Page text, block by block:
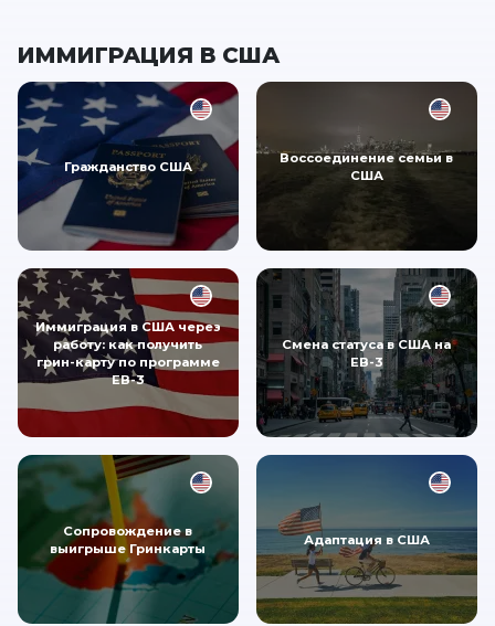
ИММИГРАЦИЯ В США
Гражданство США
Воссоединение семьи в
США
Иммиграция в США через
работу: как получить
грин-карту по программе
EB-3
Смена статуса в США на
EB-3
Сопровождение в
выигрыше Гринкарты
Адаптация в США